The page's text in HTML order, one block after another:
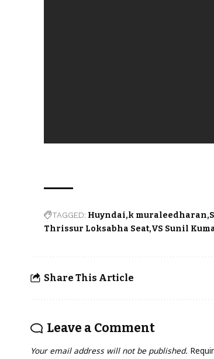
TAGGED: Huyndai k muraleedharan
Thrissur Loksabha Seat VS Sunil
Share This Article
Leave a Comment
Your email address will not be published.